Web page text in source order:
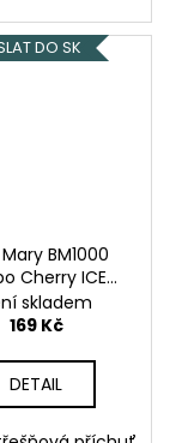
DO SK
BM1000
Cherry ICE
Ledová třešeň
skladem
169 Kč
DETAIL